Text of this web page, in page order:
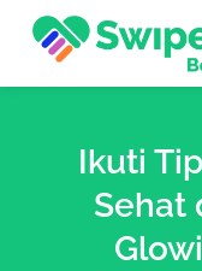
Ikuti
Sehat